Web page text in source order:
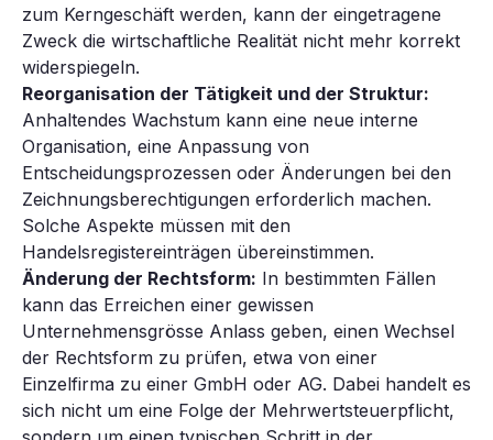
zum Kerngeschäft werden, kann der eingetragene
Zweck die wirtschaftliche Realität nicht mehr korrekt
widerspiegeln.
Reorganisation der Tätigkeit und der Struktur:
Anhaltendes Wachstum kann eine neue interne
Organisation, eine Anpassung von
Entscheidungsprozessen oder Änderungen bei den
Zeichnungsberechtigungen erforderlich machen.
Solche Aspekte müssen mit den
Handelsregistereinträgen übereinstimmen.
Änderung der Rechtsform: In bestimmten Fällen
kann das Erreichen einer gewissen
Unternehmensgrösse Anlass geben, einen Wechsel
der Rechtsform zu prüfen, etwa von einer
Einzelfirma zu einer GmbH oder AG. Dabei handelt es
sich nicht um eine Folge der Mehrwertsteuerpflicht,